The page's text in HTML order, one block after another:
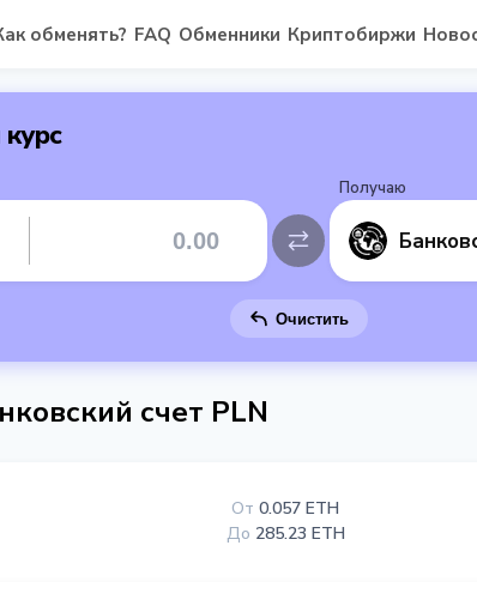
обменять? FAQ Обменники Криптобиржи
Получаю
Очистить
счет PLN
От 0.057 ETH
До 285.23 ETH